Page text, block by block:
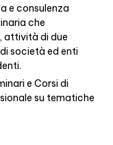
e consulenza
che
attività di due
società ed enti
e Corsi di
su tematiche